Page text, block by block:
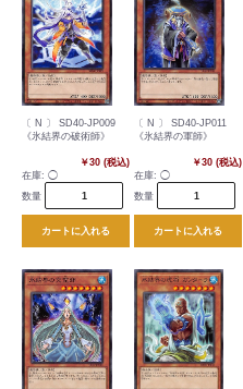
〔 N 〕 SD40-JP009
《氷結界の破術師》
￥30 (税込)
在庫: ◯
数量
カートに入れる
〔 N 〕 SD40-JP011
《氷結界の軍師》
￥30 (税込)
在庫: ◯
数量
カートに入れる